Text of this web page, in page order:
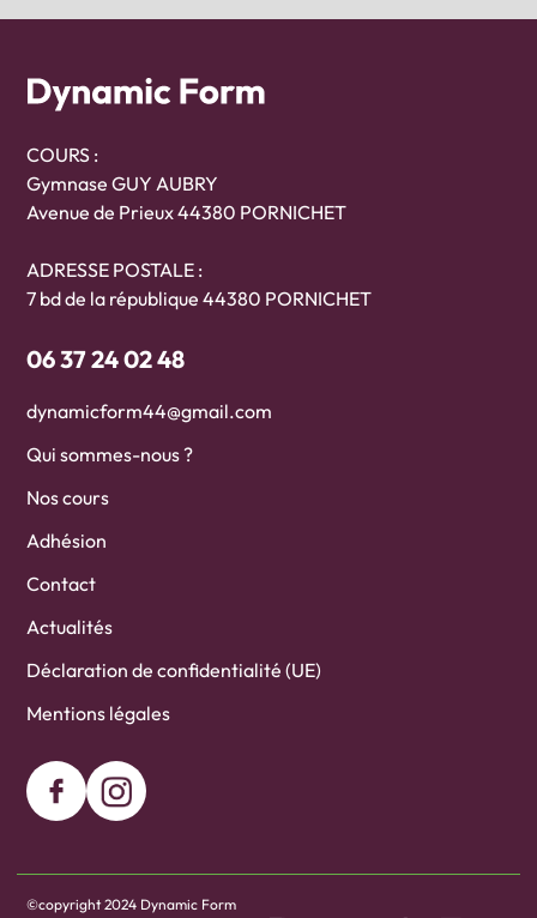
COURS :
Gymnase GUY AUBRY
Avenue de Prieux 44380 PORNICHET
ADRESSE POSTALE :
7 bd de la république 44380 PORNICHET
06 37 24 02 48
dynamicform44@gmail.com
Qui sommes-nous ?
Nos cours
Adhésion
Contact
Actualités
Déclaration de confidentialité (UE)
Mentions légales
©copyright 2024 Dynamic Form